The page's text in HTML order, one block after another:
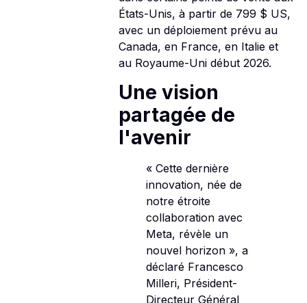
États-Unis, à partir de 799 $ US,
avec un déploiement prévu au
Canada, en France, en Italie et
au Royaume-Uni début 2026.
Une vision
partagée de
l'avenir
« Cette dernière
innovation, née de
notre étroite
collaboration avec
Meta, révèle un
nouvel horizon », a
déclaré Francesco
Milleri, Président-
Directeur Général